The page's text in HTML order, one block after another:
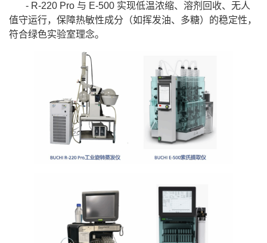
- R-220 Pro 与 E-500 实现低温浓缩、溶剂回收、无人
值守运行，保障热敏性成分（如挥发油、多糖）的稳定性，
符合绿色实验室理念。